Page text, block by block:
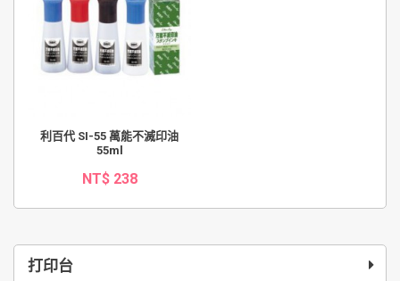
打印台
利百代 SI-55 萬能不滅印油
55ml
NT$ 238